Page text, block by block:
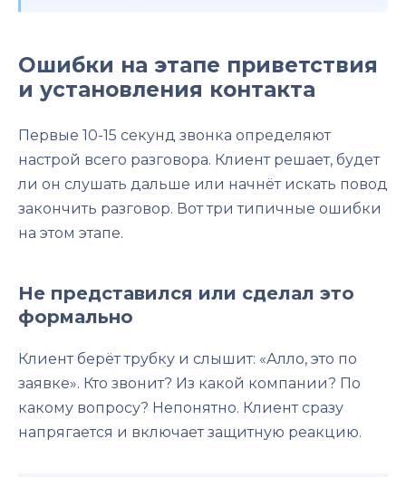
Ошибки на этапе приветствия
и установления контакта
Первые 10-15 секунд звонка определяют
настрой всего разговора. Клиент решает, будет
ли он слушать дальше или начнёт искать повод
закончить разговор. Вот три типичные ошибки
на этом этапе.
Не представился или сделал это
формально
Клиент берёт трубку и слышит: «Алло, это по
заявке». Кто звонит? Из какой компании? По
какому вопросу? Непонятно. Клиент сразу
напрягается и включает защитную реакцию.